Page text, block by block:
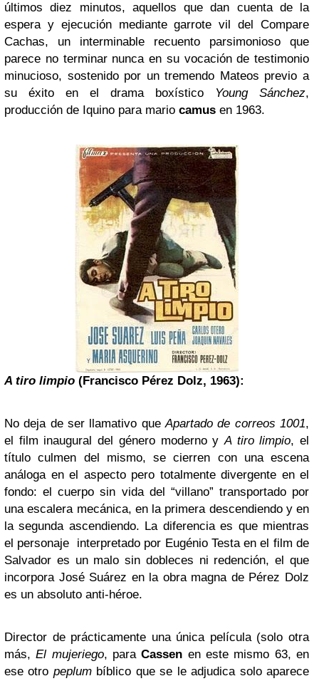
últimos diez minutos, aquellos que dan cuenta de la
espera y ejecución mediante garrote vil del Compare
Cachas, un interminable recuento parsimonioso que
parece no terminar nunca en su vocación de testimonio
minucioso, sostenido por un tremendo Mateos previo a
su éxito en el drama boxístico
Young Sánchez,
producción de Iquino para mario camus en 1963.
A tiro limpio (Francisco Pérez Dolz, 1963):
No deja de ser llamativo queApartado de correos 1001,
el film inaugural del género moderno yA tiro limpio, el
título culmen del mismo, se cierren con una escena
análoga en el aspecto pero totalmente divergente en el
fondo: el cuerpo sin vida del “villano” transportado por
una escalera mecánica, en la primera descendiendo y en
la segunda ascendiendo. La diferencia es que mientras
el personaje interpretado por Eugénio Testa en el film de
Salvador es un malo sin dobleces ni redención, el que
incorpora José Suárez en la obra magna de Pérez Dolz
es un absoluto anti-héroe.
Director de prácticamente una única película (solo otra
más,El mujeriego, paraCassen en este mismo 63, en
ese otro peplumbíblico que se le adjudica solo aparece